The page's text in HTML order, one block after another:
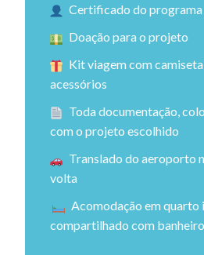
Certificado do programa
Doação para o projeto
Kit viagem com
acessórios
Toda documentação,
com o projeto escolhido
Translado do aeroporto
volta
Acomodação em quarto
compartilhado com